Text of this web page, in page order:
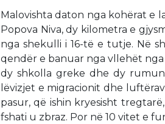
Malovishta daton nga kohërat e
Popova Niva, dy kilometra e
nga shekulli i 16-të e tutje. Në
qendër e banuar nga vllehët nga
dy shkolla greke dhe dy
lëvizjet e migracionit dhe
pasur, që ishin kryesisht
fshati u zbraz. Por në 10 vitet e